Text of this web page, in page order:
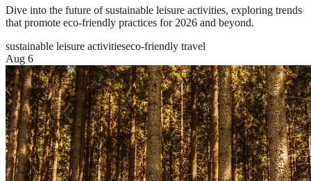
Dive into the future of sustainable leisure activities, exploring trends
that promote eco-friendly practices for 2026 and beyond.
sustainable leisure activitieseco-friendly travel
Aug 6